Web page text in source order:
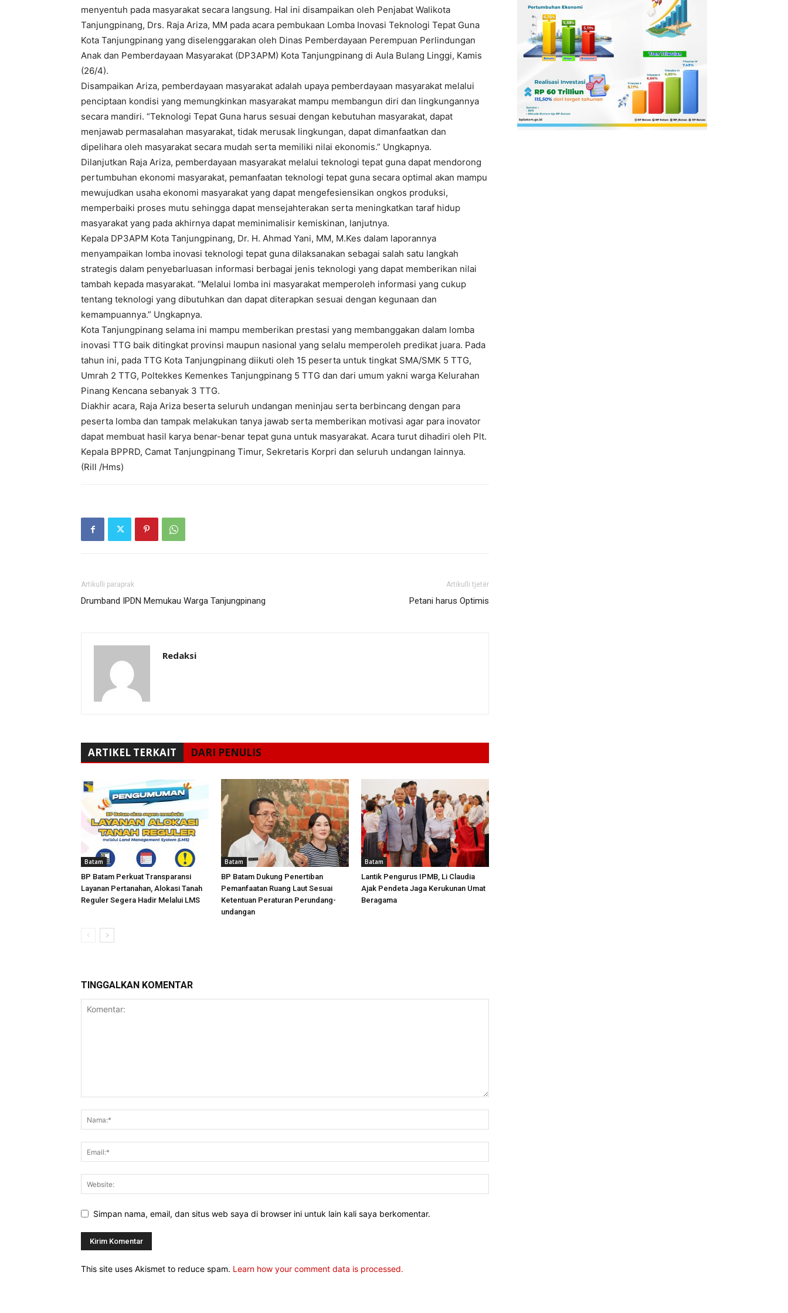
menyentuh pada masyarakat secara langsung. Hal ini disampaikan oleh Penjabat Walikota
Tanjungpinang, Drs. Raja Ariza, MM pada acara pembukaan Lomba Inovasi Teknologi Tepat Guna
Kota Tanjungpinang yang diselenggarakan oleh Dinas Pemberdayaan Perempuan Perlindungan
Anak dan Pemberdayaan Masyarakat (DP3APM) Kota Tanjungpinang di Aula Bulang Linggi, Kamis
(26/4).
Disampaikan Ariza, pemberdayaan masyarakat adalah upaya pemberdayaan masyarakat melalui
penciptaan kondisi yang memungkinkan masyarakat mampu membangun diri dan lingkungannya
secara mandiri. “Teknologi Tepat Guna harus sesuai dengan kebutuhan masyarakat, dapat
menjawab permasalahan masyarakat, tidak merusak lingkungan, dapat dimanfaatkan dan
dipelihara oleh masyarakat secara mudah serta memiliki nilai ekonomis.” Ungkapnya.
Dilanjutkan Raja Ariza, pemberdayaan masyarakat melalui teknologi tepat guna dapat mendorong
pertumbuhan ekonomi masyarakat, pemanfaatan teknologi tepat guna secara optimal akan mampu
mewujudkan usaha ekonomi masyarakat yang dapat mengefesiensikan ongkos produksi,
memperbaiki proses mutu sehingga dapat mensejahterakan serta meningkatkan taraf hidup
masyarakat yang pada akhirnya dapat meminimalisir kemiskinan, lanjutnya.
Kepala DP3APM Kota Tanjungpinang, Dr. H. Ahmad Yani, MM, M.Kes dalam laporannya
menyampaikan lomba inovasi teknologi tepat guna dilaksanakan sebagai salah satu langkah
strategis dalam penyebarluasan informasi berbagai jenis teknologi yang dapat memberikan nilai
tambah kepada masyarakat. “Melalui lomba ini masyarakat memperoleh informasi yang cukup
tentang teknologi yang dibutuhkan dan dapat diterapkan sesuai dengan kegunaan dan
kemampuannya.” Ungkapnya.
Kota Tanjungpinang selama ini mampu memberikan prestasi yang membanggakan dalam lomba
inovasi TTG baik ditingkat provinsi maupun nasional yang selalu memperoleh predikat juara. Pada
tahun ini, pada TTG Kota Tanjungpinang diikuti oleh 15 peserta untuk tingkat SMA/SMK 5 TTG,
Umrah 2 TTG, Poltekkes Kemenkes Tanjungpinang 5 TTG dan dari umum yakni warga Kelurahan
Pinang Kencana sebanyak 3 TTG.
Diakhir acara, Raja Ariza beserta seluruh undangan meninjau serta berbincang dengan para
peserta lomba dan tampak melakukan tanya jawab serta memberikan motivasi agar para inovator
dapat membuat hasil karya benar-benar tepat guna untuk masyarakat. Acara turut dihadiri oleh Plt.
Kepala BPPRD, Camat Tanjungpinang Timur, Sekretaris Korpri dan seluruh undangan lainnya.
(Rill /Hms)
Artikulli paraprak
Drumband IPDN Memukau Warga Tanjungpinang
Artikulli tjetër
Petani harus Optimis
Redaksi
ARTIKEL TERKAIT DARI PENULIS
Batam
BP Batam Perkuat Transparansi
Layanan Pertanahan, Alokasi Tanah
Reguler Segera Hadir Melalui LMS
Batam
BP Batam Dukung Penertiban
Pemanfaatan Ruang Laut Sesuai
Ketentuan Peraturan Perundang-
undangan
Batam
Lantik Pengurus IPMB, Li Claudia
Ajak Pendeta Jaga Kerukunan Umat
Beragama
TINGGALKAN KOMENTAR
Simpan nama, email, dan situs web saya di browser ini untuk lain kali saya berkomentar.
This site uses Akismet to reduce spam. Learn how your comment data is processed.